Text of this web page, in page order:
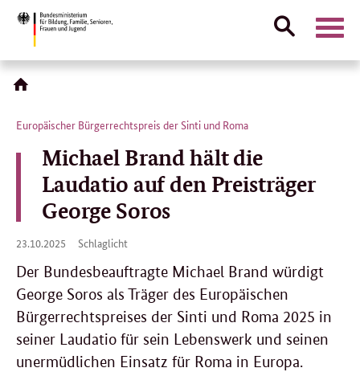
Direktlink:
Suche
Europäischer Bürgerrechtspreis der Sinti und Roma
Michael Brand hält die
Laudatio auf den Preisträger
George Soros
23.10.2025
23.
2025
Schlaglicht
Der Bundesbeauftragte Michael Brand würdigt
George Soros als Träger des Europäischen
Bürgerrechtspreises der Sinti und Roma 2025 in
seiner Laudatio für sein Lebenswerk und seinen
unermüdlichen Einsatz für Roma in Europa.